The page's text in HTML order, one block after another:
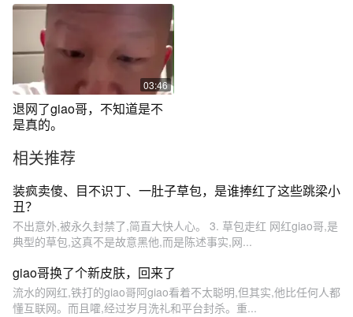
03:46
退网了giao哥，不知道是不
是真的。
相关推荐
装疯卖傻、目不识丁、一肚子草包，是谁捧红了这些跳梁小
丑？
不出意外,被永久封禁了,简直大快人心。 3. 草包走红 网红giao哥,是
典型的草包,这真不是故意黑他,而是陈述事实,网...
giao哥换了个新皮肤，回来了
流水的网红,铁打的giao哥阿giao看着不太聪明,但其实,他比任何人都
懂互联网。而且嚯,经过岁月洗礼和平台封杀。重...